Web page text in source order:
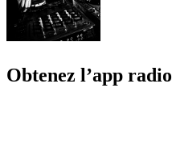
Obtenez l’app